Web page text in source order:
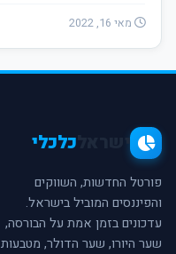
מאי 16, 2022
כלכלי
פורטל החדשות, השווקים
והפיננסים המוביל בישראל.
עדכונים בזמן אמת על הבורסה,
שער היורו, שער הדולר, מטבעות